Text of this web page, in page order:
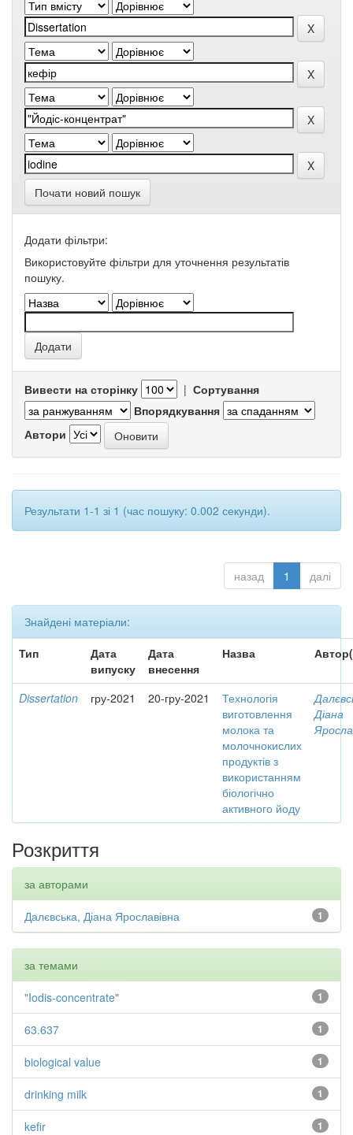
Почати новий пошук
Додати фільтри:
Використовуйте фільтри для уточнення результатів
пошуку.
Вивести на сторінку | Сортування
Впорядкування
Автори
Результати 1-1 зі 1 (час пошуку: 0.002 секунди).
назад 1 далі
Знайдені матеріали:
Тип
Дата
випуску
Дата
внесення
Назва
Dissertation гру-2021 20-гру-2021
Технологія
виготовлення
молока та
молочнокислих
продуктів з
використанням
біологічно
активного йоду
Діана
Розкриття
за авторами
1
Далєвська, Діана Ярославівна
за темами
1
"Iodis-concentrate"
1
63.637
1
biological value
1
drinking milk
1
kefir